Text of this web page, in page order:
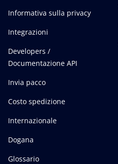
Informativa sulla privacy
Integrazioni
Developers /
Documentazione API
Invia pacco
Costo spedizione
Internazionale
Dogana
Glossario